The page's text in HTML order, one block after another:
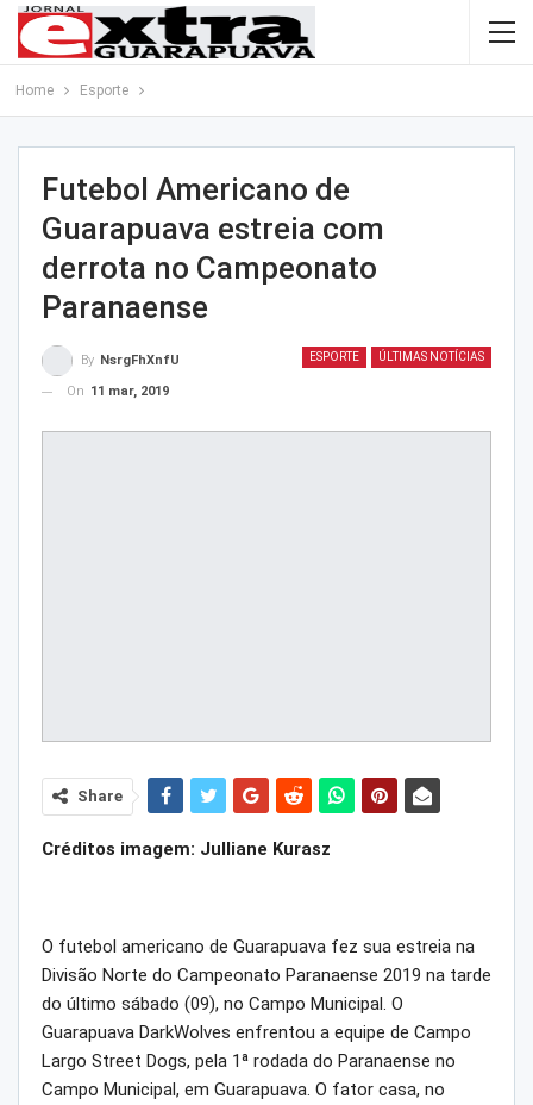
Home Esporte
Futebol Americano de
Guarapuava estreia com
derrota no Campeonato
Paranaense
ESPORTE ÚLTIMAS NOTÍCIAS
By NsrgFhXnfU
On 11 mar, 2019
Share
Créditos imagem: Julliane Kurasz
O futebol americano de Guarapuava fez sua estreia na
Divisão Norte do Campeonato Paranaense 2019 na tarde
do último sábado (09), no Campo Municipal. O
Guarapuava DarkWolves enfrentou a equipe de Campo
Largo Street Dogs, pela 1ª rodada do Paranaense no
Campo Municipal, em Guarapuava. O fator casa, no